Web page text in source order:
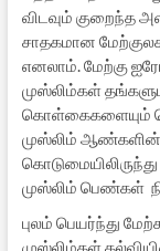
விடவும் குறைந்த
சாதகமான
எனலாம். மேற்கு
முஸ்லிம்கள்
கொள்கைகளையும்
முஸ்லிம்
முஸ்லிம் பெண்கள்
புலம் பெயர்ந்து
முஸ்லிம்கள்